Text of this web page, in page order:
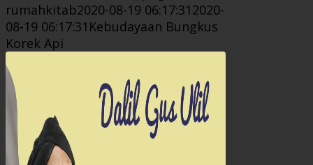
rumahkitab2020-08-19 06:17:312020-
08-19 06:17:31 Kebudayaan Bungkus
Korek Api